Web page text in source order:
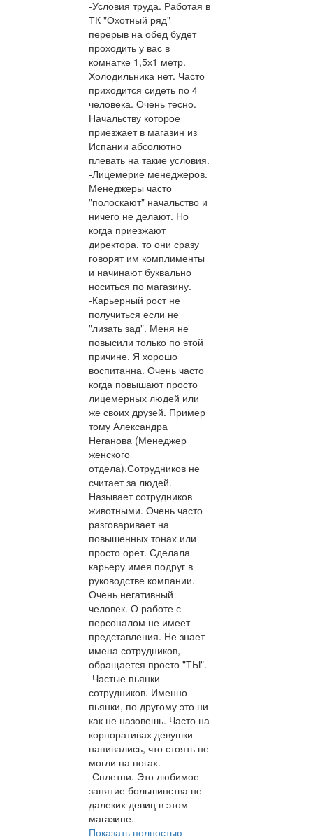
-Условия труда. Работая в
ТК "Охотный ряд"
перерыв на обед будет
проходить у вас в
комнатке 1,5х1 метр.
Холодильника нет. Часто
приходится сидеть по 4
человека. Очень тесно.
Начальству которое
приезжает в магазин из
Испании абсолютно
плевать на такие условия.
-Лицемерие менеджеров.
Менеджеры часто
"полоскают" начальство и
ничего не делают. Но
когда приезжают
директора, то они сразу
говорят им комплименты
и начинают буквально
носиться по магазину.
-Карьерный рост не
получиться если не
"лизать зад". Меня не
повысили только по этой
причине. Я хорошо
воспитанна. Очень часто
когда повышают просто
лицемерных людей или
же своих друзей. Пример
тому Александра
Неганова (Менеджер
женского
отдела).Сотрудников не
считает за людей.
Называет сотрудников
животными. Очень часто
разговаривает на
повышенных тонах или
просто орет. Сделала
карьеру имея подруг в
руководстве компании.
Очень негативный
человек. О работе с
персоналом не имеет
представления. Не знает
имена сотрудников,
обращается просто "ТЫ".
-Частые пьянки
сотрудников. Именно
пьянки, по другому это ни
как не назовешь. Часто на
корпоративах девушки
напивались, что стоять не
могли на ногах.
-Сплетни. Это любимое
занятие большинства не
далеких девиц в этом
магазине.
Показать полностью